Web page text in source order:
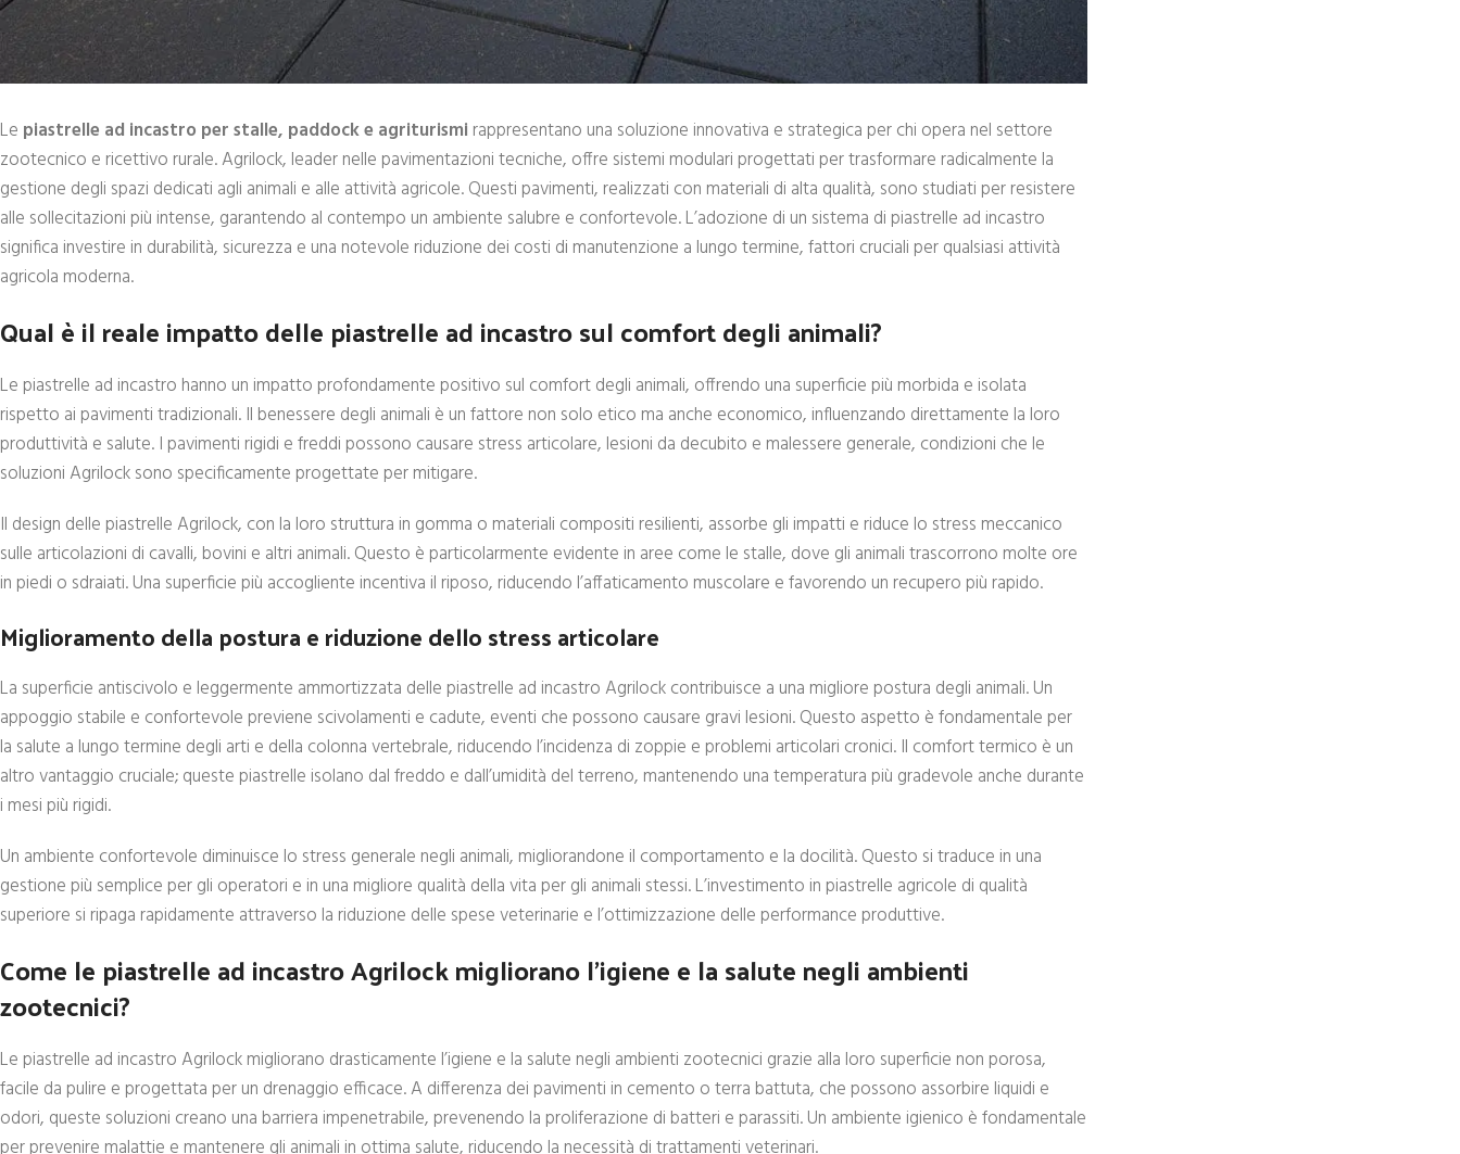
Le piastrelle ad incastro per stalle, paddock e agriturismi rappresentano una soluzione innovativa e strategica per chi opera nel settore
zootecnico e ricettivo rurale. Agrilock, leader nelle pavimentazioni tecniche, offre sistemi modulari progettati per trasformare radicalmente la
gestione degli spazi dedicati agli animali e alle attività agricole. Questi pavimenti, realizzati con materiali di alta qualità, sono studiati per resistere
alle sollecitazioni più intense, garantendo al contempo un ambiente salubre e confortevole. L’adozione di un sistema di piastrelle ad incastro
significa investire in durabilità, sicurezza e una notevole riduzione dei costi di manutenzione a lungo termine, fattori cruciali per qualsiasi attività
agricola moderna.
Qual è il reale impatto delle piastrelle ad incastro sul comfort degli animali?
Le piastrelle ad incastro hanno un impatto profondamente positivo sul comfort degli animali, offrendo una superficie più morbida e isolata
rispetto ai pavimenti tradizionali. Il benessere degli animali è un fattore non solo etico ma anche economico, influenzando direttamente la loro
produttività e salute. I pavimenti rigidi e freddi possono causare stress articolare, lesioni da decubito e malessere generale, condizioni che le
soluzioni Agrilock sono specificamente progettate per mitigare.
Il design delle piastrelle Agrilock, con la loro struttura in gomma o materiali compositi resilienti, assorbe gli impatti e riduce lo stress meccanico
sulle articolazioni di cavalli, bovini e altri animali. Questo è particolarmente evidente in aree come le stalle, dove gli animali trascorrono molte ore
in piedi o sdraiati. Una superficie più accogliente incentiva il riposo, riducendo l’affaticamento muscolare e favorendo un recupero più rapido.
Miglioramento della postura e riduzione dello stress articolare
La superficie antiscivolo e leggermente ammortizzata delle piastrelle ad incastro Agrilock contribuisce a una migliore postura degli animali. Un
appoggio stabile e confortevole previene scivolamenti e cadute, eventi che possono causare gravi lesioni. Questo aspetto è fondamentale per
la salute a lungo termine degli arti e della colonna vertebrale, riducendo l’incidenza di zoppie e problemi articolari cronici. Il comfort termico è un
altro vantaggio cruciale; queste piastrelle isolano dal freddo e dall’umidità del terreno, mantenendo una temperatura più gradevole anche durante
i mesi più rigidi.
Un ambiente confortevole diminuisce lo stress generale negli animali, migliorandone il comportamento e la docilità. Questo si traduce in una
gestione più semplice per gli operatori e in una migliore qualità della vita per gli animali stessi. L’investimento in piastrelle agricole di qualità
superiore si ripaga rapidamente attraverso la riduzione delle spese veterinarie e l’ottimizzazione delle performance produttive.
Come le piastrelle ad incastro Agrilock migliorano l’igiene e la salute negli ambienti
zootecnici?
Le piastrelle ad incastro Agrilock migliorano drasticamente l’igiene e la salute negli ambienti zootecnici grazie alla loro superficie non porosa,
facile da pulire e progettata per un drenaggio efficace. A differenza dei pavimenti in cemento o terra battuta, che possono assorbire liquidi e
odori, queste soluzioni creano una barriera impenetrabile, prevenendo la proliferazione di batteri e parassiti. Un ambiente igienico è fondamentale